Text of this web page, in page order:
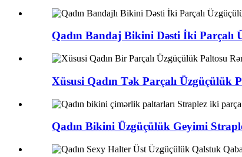
Qadın Bandaj Bikini Dəsti İki Parçalı
Xüsusi Qadın Tək Parçalı Üzgüçülük
Qadın Bikini Üzgüçülük Geyimi